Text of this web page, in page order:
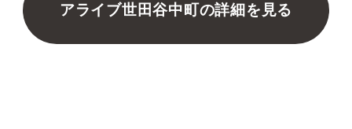
アライブ世田谷中町の詳細を見る